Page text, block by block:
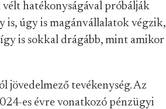
hatékonyságával próbálják
is, úgy is magánvállalatok végzik,
is sokkal drágább, mint amikor
jövedelmező tevékenység. Az
es évre vonatkozó pénzügyi